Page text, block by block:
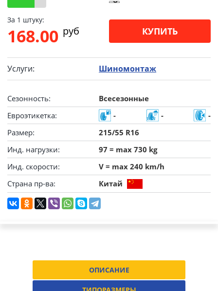
За 1 штуку:
168.00 pуб КУПИТЬ
Услуги: Шиномонтаж
Сезонность:
Всесезонные
Евроэтикетка:
- -
-
Размер:
215/55 R16
Инд. нагрузки:
97 = max 730 kg
Инд. скорости:
V = max 240 km/h
Страна пр-ва:
Китай
ОПИСАНИЕ